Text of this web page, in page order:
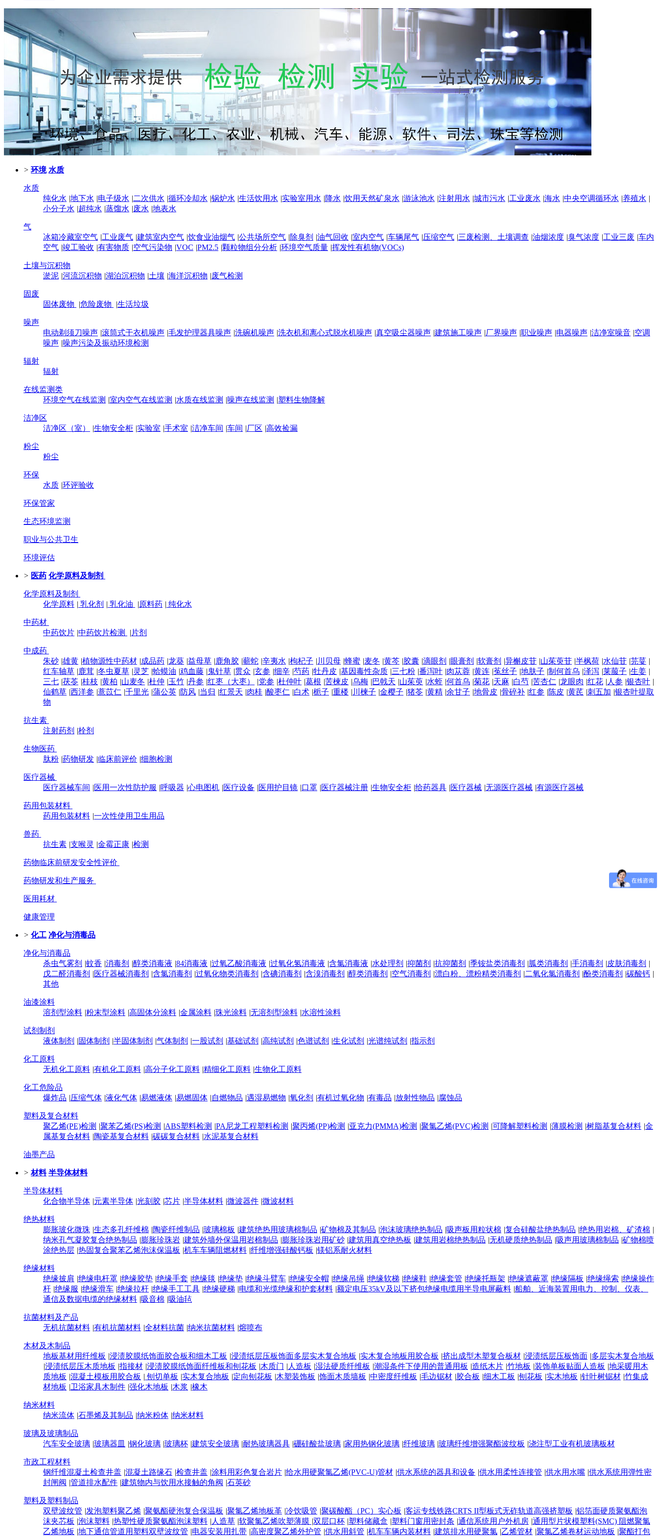
> 环境 水质
水质
纯化水 |地下水 |电子级水 |二次供水 |循环冷却水 |锅炉水 |生活饮用水 |实验室用水 |降水 |饮用天然矿泉水 |游泳池水 |注射用水 |城市污水 |工业废水 |海水 |中央空调循环水 |养殖水 |
小分子水 |超纯水 |蒸馏水 |废水 |地表水
气
冰箱冷藏室空气 |工业废气 |建筑室内空气 |饮食业油烟气 |公共场所空气 |除臭剂 |油气回收 |室内空气 |车辆尾气 |压缩空气 |三废检测、土壤调查 |油烟浓度 |臭气浓度 |工业三废 |车内
空气 |竣工验收 |有害物质 |空气污染物 |VOC |PM2.5 |颗粒物组分分析 |环境空气质量 |挥发性有机物(VOCs)
土壤与沉积物
淤泥 |河流沉积物 |湖泊沉积物 |土壤 |海洋沉积物 |废气检测
固废
固体废物
|危险废物 |生活垃圾
噪声
电动剃须刀噪声 |滚筒式干衣机噪声 |毛发护理器具噪声 |洗碗机噪声 |洗衣机和离心式脱水机噪声 |真空吸尘器噪声 |建筑施工噪声 |厂界噪声 |职业噪声 |电器噪声 |洁净室噪音 |空调
噪声 |噪声污染及振动环境检测
辐射
辐射
在线监测类
环境空气在线监测 |室内空气在线监测 |水质在线监测 |噪声在线监测 |塑料生物降解
洁净区
洁净区（室）
|生物安全柜 |实验室 |手术室 |洁净车间 |车间 |厂区 |高效捡漏
粉尘
粉尘
环保
水质 |环评验收
环保管家
生态环境监测
职业与公共卫生
环境评估
> 医药 化学原料及制剂
化学原料及制剂
化学原料 | 乳化剂 | 乳化油 |原料药 | 纯化水
中药材
中药饮片 |中药饮片检测 | 片剂
中成药
朱砂 |雄黄 |植物源性中药材 |成品药 |龙葵 |益母草 |鹿角胶 |蕲蛇 |辛夷水 |枸杞子 | 川贝母 |蜂蜜 |麦冬 |黄芩 |胶囊 |滴眼剂 |眼膏剂 |软膏剂 |异槲皮苷 |山茱萸苷 |半枫荷 |水仙苷 |芫荽 |
红车轴草 |鹿茸 |冬虫夏草 |灵芝 |蛤蟆油 |鸡血藤 |鬼针草 |贯众 |玄参 |细辛 |芍药 |牡丹皮 |基因毒性杂质 |三七粉 |番泻叶 |肉苁蓉 |黄连 |菟丝子 |地肤子 |制何首乌 |泽泻 |莱菔子 |生姜 |
三七 |茯苓 |桂枝 |黄柏 |山麦冬 |杜仲 |玉竹 |丹参 |红枣（大枣） |党参 |杜仲叶 |葛根 |苦楝皮 |乌梅 |巴戟天 |山茱萸 |水蛭 |何首乌 |菊花 |天麻 |白芍 |苦杏仁 |龙眼肉 |红花 | 人参 |银杏叶 |
仙鹤草 |西洋参 |薏苡仁 |千里光 |蒲公英 |防风 |当归 |红景天 |肉桂 |酸枣仁 |白术 |栀子 |重楼 | 川楝子 |金樱子 |猪苓 |黄精 |余甘子 |地骨皮 |骨碎补 |红参 |陈皮 |黄芪 |刺五加 |银杏叶提取
物
抗生素
注射药剂 |栓剂
生物医药
肽粉 |药物研发 |临床前评价 |细胞检测
医疗器械
医疗器械车间 |医用一次性防护服 |呼吸器 |心电图机 |医疗设备 |医用护目镜 |口罩 |医疗器械注册 |生物安全柜 |给药器具 |医疗器械 |无源医疗器械 |有源医疗器械
药用包装材料
药用包装材料 |一次性使用卫生用品
兽药
抗生素 |支喉灵 |金霉正康 |检测
药物临床前研发安全性评价
药物研发和生产服务
医用耗材
健康管理
> 化工 净化与消毒品
净化与消毒品
杀虫气雾剂 |蚊香 |消毒剂 |醇类消毒液 |84消毒液 |过氧乙酸消毒液 |过氧化氢消毒液 |含氯消毒液 |水处理剂 |抑菌剂 |抗抑菌剂 |季铵盐类消毒剂 |胍类消毒剂 |手消毒剂 |皮肤消毒剂 |
戊二醛消毒剂 |医疗器械消毒剂 |含氯消毒剂 |过氧化物类消毒剂 |含碘消毒剂 |含溴消毒剂 |醇类消毒剂 |空气消毒剂 |漂白粉、漂粉精类消毒剂 |二氧化氯消毒剂 |酚类消毒剂 |碳酸钙 |
其他
油漆涂料
溶剂型涂料 |粉末型涂料 |高固体分涂料 |金属涂料 |珠光涂料 |无溶剂型涂料 |水溶性涂料
试剂制剂
液体制剂 |固体制剂 |半固体制剂 |气体制剂 |一股试剂 |基础试剂 |高纯试剂 |色谱试剂 |生化试剂 |光谱纯试剂 |指示剂
化工原料
无机化工原料 |有机化工原料 |高分子化工原料 |精细化工原料 |生物化工原料
化工危险品
爆炸品 |压缩气体 |液化气体 |易燃液体 |易燃固体 |自燃物品 |遇湿易燃物 |氧化剂 |有机过氧化物 |有毒品 |放射性物品 |腐蚀品
塑料及复合材料
聚乙烯(PE)检测 |聚苯乙烯(PS)检测 |ABS塑料检测 |PA尼龙工程塑料检测 |聚丙烯(PP)检测 |亚克力(PMMA)检测 |聚氯乙烯(PVC)检测 |可降解塑料检测 |薄膜检测 |树脂基复合材料‌ |金
属基复合材料 |‌陶瓷基复合材料‌ |碳碳复合材料 |水泥基复合材料
油墨产品
> 材料 半导体材料
半导体材料
化合物半导体 |元素半导体 |光刻胶 |芯片 |半导体材料 |微波器件 |微波材料
绝热材料
膨胀玻化微珠 |生态多孔纤维棉 |陶瓷纤维制品 |玻璃棉板 |建筑绝热用玻璃棉制品 |矿物棉及其制品 |泡沫玻璃绝热制品 |吸声板用粒状棉 |复合硅酸盐绝热制品 |绝热用岩棉、矿渣棉 |
纳米孔气凝胶复合绝热制品 |膨胀珍珠岩 |建筑外墙外保温用岩棉制品 |膨胀珍珠岩用矿砂 |建筑用真空绝热板 |建筑用岩棉绝热制品 |无机硬质绝热制品 |吸声用玻璃棉制品 |矿物棉喷
涂绝热层 |热固复合聚苯乙烯泡沫保温板 |机车车辆阻燃材料 |纤维增强硅酸钙板 |镁铝系耐火材料
绝缘材料
绝缘披肩 |绝缘电杆罩 |绝缘胶垫 |绝缘手套 |绝缘毯 |绝缘垫 |绝缘斗臂车 |绝缘安全帽 |绝缘吊绳 |绝缘软梯 |绝缘鞋 |绝缘套管 |绝缘托瓶架 |绝缘遮蔽罩 |绝缘隔板 |绝缘绳索 |绝缘操作
杆 |绝缘服 |绝缘滑车 |绝缘拉杆 |绝缘手工工具 |绝缘硬梯 |电缆和光缆绝缘和护套材料 |额定电压35kV及以下挤包绝缘电缆用半导电屏蔽料 |船舶、近海装置用电力、控制、仪表、
通信及数据电缆的绝缘材料 |吸音棉 |吸油毡
抗菌材料及产品
无机抗菌材料 |有机抗菌材料 |全材料抗菌 |纳米抗菌材料 |熔喷布
木材及木制品
地板基材用纤维板 |浸渍胶膜纸饰面胶合板和细木工板 |浸渍纸层压板饰面多层实木复合地板 |实木复合地板用胶合板 |挤出成型木塑复合板材 |浸渍纸层压板饰面 |多层实木复合地板
|浸渍纸层压木质地板 |指接材 |浸渍胶膜纸饰面纤维板和刨花板 |木质门 | 人造板 |湿法硬质纤维板 |潮湿条件下使用的普通用板 |造纸木片 |竹地板 |装饰单板贴面人造板 |地采暖用木
质地板 |混凝土模板用胶合板 | 刨切单板 |实木复合地板 |定向刨花板 |木塑装饰板 |饰面木质墙板 |中密度纤维板 |毛边锯材 |胶合板 |细木工板 |刨花板 |实木地板 |针叶树锯材 |竹集成
材地板 |卫浴家具木制件 |强化木地板 |木浆 |橡木
纳米材料
纳米流体 |石墨烯及其制品 |纳米粉体 |纳米材料
玻璃及玻璃制品
汽车安全玻璃 |玻璃器皿 |钢化玻璃 |玻璃杯 |建筑安全玻璃 |耐热玻璃器具 |硼硅酸盐玻璃 |家用热钢化玻璃 |纤维玻璃 |玻璃纤维增强聚酯波纹板 |浇注型工业有机玻璃板材
市政工程材料
钢纤维混凝土检查井盖 |混凝土路缘石 |检查井盖 |涂料用彩色复合岩片 |给水用硬聚氯乙烯(PVC-U)管材 |供水系统的器具和设备 |供水用柔性连接管 |供水用水嘴 |供水系统用弹性密
封闸阀 |管道排水配件 |建筑物内与饮用水接触的角阀 |石英砂
塑料及塑料制品
双壁波纹管 |发泡塑料聚乙烯 |聚氨酯硬泡复合保温板 |聚氯乙烯地板革 |冷饮吸管 |聚碳酸酯（PC）实心板 |客运专线铁路CRTS II型板式无砟轨道高强挤塑板 |铝箔面硬质聚氨酯泡
沫夹芯板 |泡沫塑料 |热塑性硬质聚氨酯泡沫塑料 | 人造草 |软聚氯乙烯吹塑薄膜 |双层口杯 |塑料储藏盒 |塑料门窗用密封条 |通信系统用户外机房 |通用型片状模塑料(SMC) 阻燃聚氯
乙烯地板 |地下通信管道用塑料双壁波纹管 |电器安装用扎带 |高密度聚乙烯外护管 |供水用斜管 |机车车辆内装材料 |建筑排水用硬聚氯 |乙烯管材 |聚氯乙烯卷材运动地板 |聚酯打包